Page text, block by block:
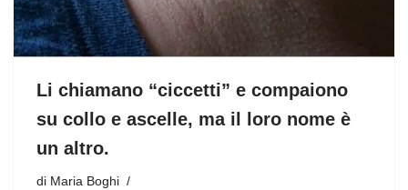
Li chiamano “ciccetti” e compaiono
su collo e ascelle, ma il loro nome è
un altro.
di Maria Boghi